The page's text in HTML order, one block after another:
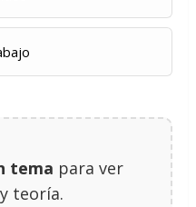
tema para ver
teoría.